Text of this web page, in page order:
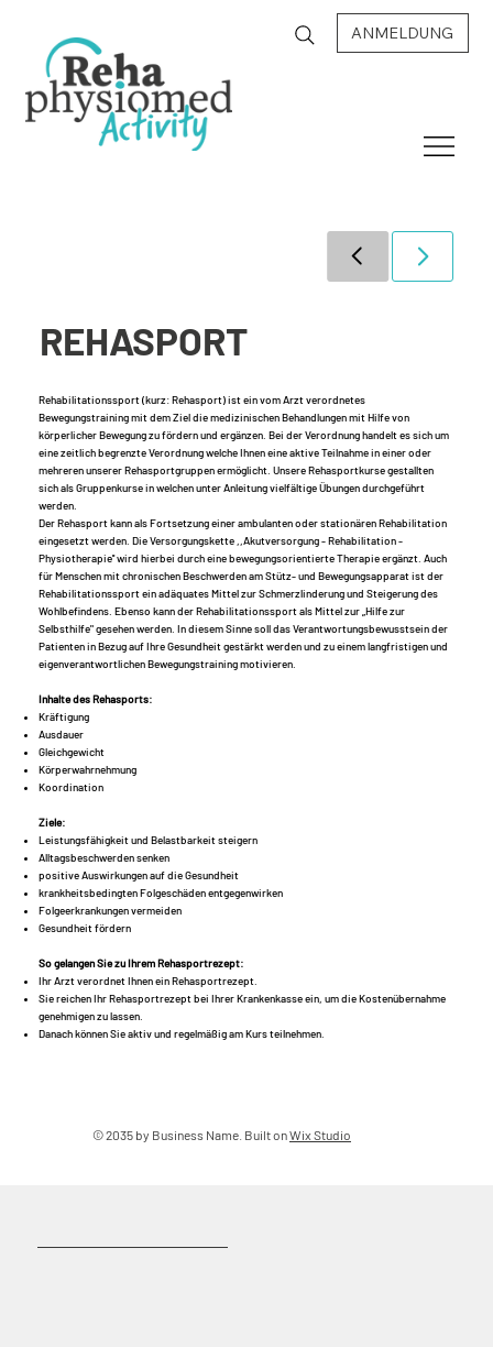
ANMELDUNG
REHASPORT
Rehabilitationssport (kurz: Rehasport) ist ein vom Arzt verordnetes
Bewegungstraining mit dem Ziel die medizinischen Behandlungen mit Hilfe von
körperlicher Bewegung zu fördern und ergänzen. Bei der Verordnung handelt es sich um
eine zeitlich begrenzte Verordnung welche Ihnen eine aktive Teilnahme in einer oder
mehreren unserer Rehasportgruppen ermöglicht. Unsere Rehasportkurse gestallten
sich als Gruppenkurse in welchen unter Anleitung vielfältige Übungen durchgeführt
werden.
Der Rehasport kann als Fortsetzung einer ambulanten oder stationären Rehabilitation
eingesetzt werden. Die Versorgungskette ,,Akutversorgung - Rehabilitation -
Physiotherapie'' wird hierbei durch eine bewegungsorientierte Therapie ergänzt. Auch
für Menschen mit chronischen Beschwerden am Stütz- und Bewegungsapparat ist der
Rehabilitationssport ein adäquates Mittel zur Schmerzlinderung und Steigerung des
Wohlbefindens. Ebenso kann der Rehabilitationssport als Mittel zur „Hilfe zur
Selbsthilfe" gesehen werden. In diesem Sinne soll das Verantwortungsbewusstsein der
Patienten in Bezug auf Ihre Gesundheit gestärkt werden und zu einem langfristigen und
eigenverantwortlichen Bewegungstraining motivieren.
Inhalte des Rehasports:
Kräftigung
Ausdauer
Gleichgewicht
Körperwahrnehmung
Koordination
Ziele:
Leistungsfähigkeit und Belastbarkeit steigern
Alltagsbeschwerden senken
positive Auswirkungen auf die Gesundheit
krankheitsbedingten Folgeschäden entgegenwirken
Folgeerkrankungen vermeiden
Gesundheit fördern
So gelangen Sie zu Ihrem Rehasportrezept:
Ihr Arzt verordnet Ihnen ein Rehasportrezept.
Sie reichen Ihr Rehasportrezept bei Ihrer Krankenkasse ein, um die Kostenübernahme
genehmigen zu lassen.
Danach können Sie aktiv und regelmäßig am Kurs teilnehmen.
© 2035 by Business Name. Built onWix Studio